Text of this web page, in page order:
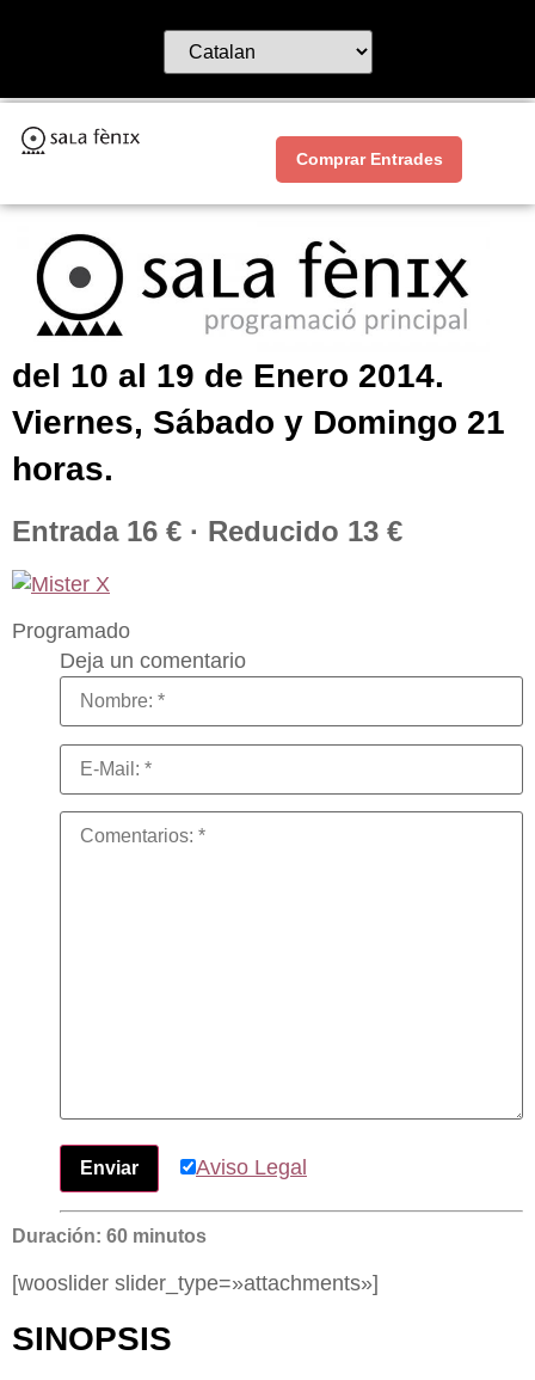
Comprar Entrades
del 10 al 19 de Enero 2014.
Viernes, Sábado y Domingo 21
horas.
Entrada 16 € · Reducido 13 €
Programado
Deja un comentario
Aviso Legal
Duración: 60 minutos
[wooslider slider_type=»attachments»]
SINOPSIS